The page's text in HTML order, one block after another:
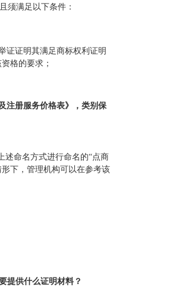
须满足以下条件：
证证明其满足商标权利证明
格的要求；
注册服务价格表》，类别保
述命名方式进行命名的“点商
下，管理机构可以在参考该
提供什么证明材料？